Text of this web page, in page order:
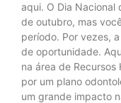
aqui. O Dia Nacional
de outubro, mas
período. Por vezes,
de oportunidade.
na área de Recursos
por um plano
um grande impacto